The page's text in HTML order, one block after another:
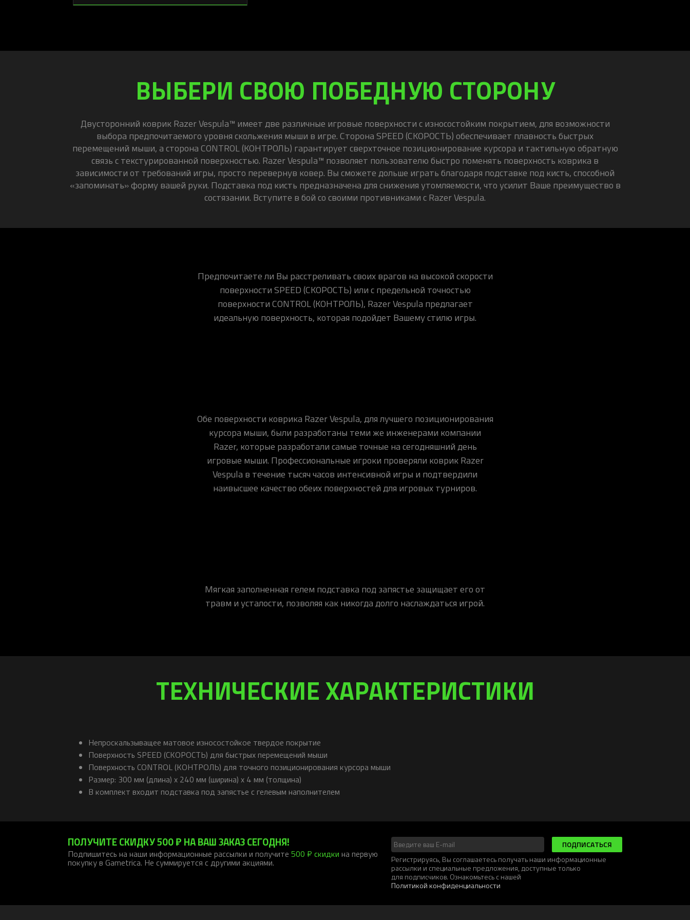
ВЫБЕРИ СВОЮ ПОБЕДНУЮ СТОРОНУ
Двусторонний коврик Razer Vespula™ имеет две различные игровые поверхности с износостойким покрытием, для возможности
выбора предпочитаемого уровня скольжения мыши в игре. Сторона SPEED (СКОРОСТЬ) обеспечивает плавность быстрых
перемещений мыши, а сторона CONTROL (КОНТРОЛЬ) гарантирует сверхточное позиционирование курсора и тактильную обратную
связь с текстурированной поверхностью. Razer Vespula™ позволяет пользователю быстро поменять поверхность коврика в
зависимости от требований игры, просто перевернув ковер. Вы сможете дольше играть благодаря подставке под кисть, способной
«запоминать» форму вашей руки. Подставка под кисть предназначена для снижения утомляемости, что усилит Ваше преимущество в
состязании. Вступите в бой со своими противниками с Razer Vespula.
Предпочитаете ли Вы расстреливать своих врагов на высокой скорости
поверхности SPEED (СКОРОСТЬ) или с предельной точностью
поверхности CONTROL (КОНТРОЛЬ), Razer Vespula предлагает
идеальную поверхность, которая подойдет Вашему стилю игры.
Обе поверхности коврика Razer Vespula, для лучшего позиционирования
курсора мыши, были разработаны теми же инженерами компании
Razer, которые разработали самые точные на сегодняшний день
игровые мыши. Профессиональные игроки проверяли коврик Razer
Vespula в течение тысяч часов интенсивной игры и подтвердили
наивысшее качество обеих поверхностей для игровых турниров.
Мягкая заполненная гелем подставка под запястье защищает его от
травм и усталости, позволяя как никогда долго наслаждаться игрой.
ТЕХНИЧЕСКИЕ ХАРАКТЕРИСТИКИ
Непроскальзыващее матовое износостойкое твердое покрытие
Поверхность SPEED (СКОРОСТЬ) для быстрых перемещений мыши
Поверхность CONTROL (КОНТРОЛЬ) для точного позиционирования курсора мыши
Размер: 300 мм (длина) x 240 мм (ширина) x 4 мм (толщина)
В комплект входит подставка под запястье с гелевым наполнителем
ПОЛУЧИТЕ СКИДКУ 500 ₽ НА ВАШ ЗАКАЗ СЕГОДНЯ!
Подпишитесь на наши информационные рассылки и получите 500 ₽ скидки на первую
покупку в Gametrica. Не суммируется с другими акциями.
ПОДПИСАТЬСЯ
Регистрируясь, Вы соглашаетесь получать наши информационные
рассылки и специальные предложения, доступные только
для подписчиков. Ознакомьтесь с нашей
Политикой конфиденциальности